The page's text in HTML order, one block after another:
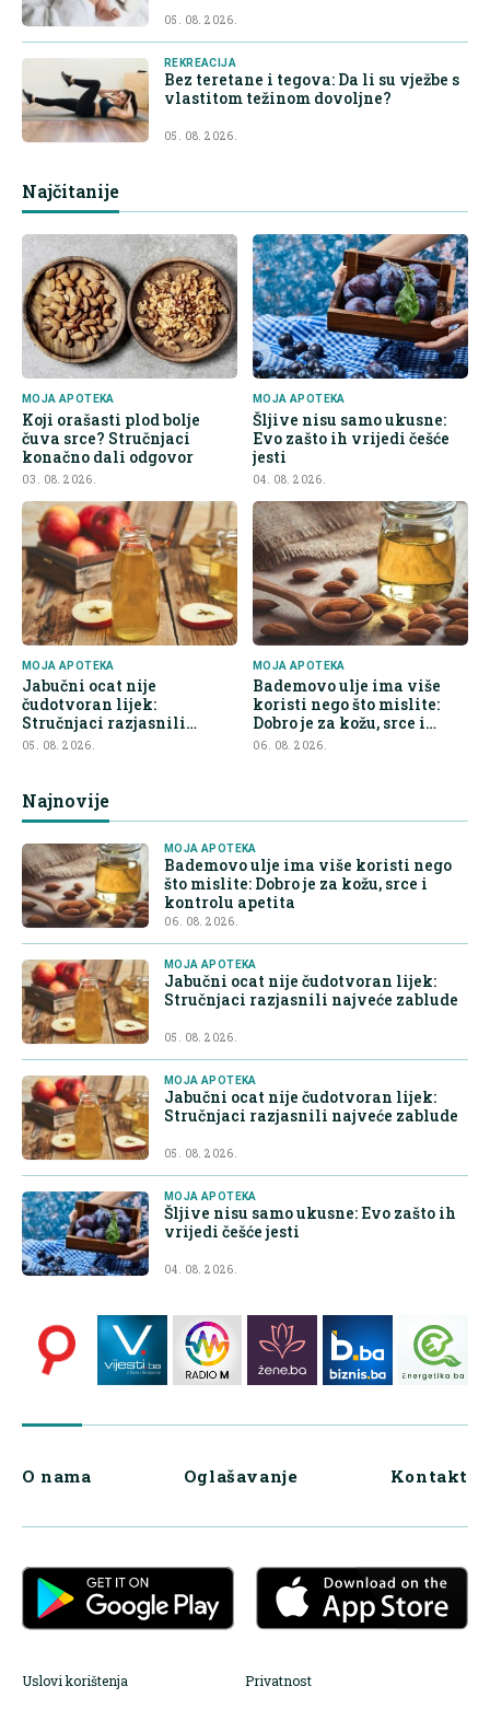
05. 08. 2026.
REKREACIJA
Bez teretane i tegova: Da li su vježbe s
vlastitom težinom dovoljne?
05. 08. 2026.
Najčitanije
MOJA APOTEKA
Koji orašasti plod bolje
čuva srce? Stručnjaci
konačno dali odgovor
03. 08. 2026.
MOJA APOTEKA
Šljive nisu samo ukusne:
Evo zašto ih vrijedi češće
jesti
04. 08. 2026.
MOJA APOTEKA
Jabučni ocat nije
čudotvoran lijek:
Stručnjaci razjasnili
najveće zablude
05. 08. 2026.
MOJA APOTEKA
Bademovo ulje ima više
koristi nego što mislite:
Dobro je za kožu, srce i
kontrolu apetita
06. 08. 2026.
Najnovije
MOJA APOTEKA
Bademovo ulje ima više koristi nego
što mislite: Dobro je za kožu, srce i
kontrolu apetita
06. 08. 2026.
MOJA APOTEKA
Jabučni ocat nije čudotvoran lijek:
Stručnjaci razjasnili najveće zablude
05. 08. 2026.
MOJA APOTEKA
Jabučni ocat nije čudotvoran lijek:
Stručnjaci razjasnili najveće zablude
05. 08. 2026.
MOJA APOTEKA
Šljive nisu samo ukusne: Evo zašto ih
vrijedi češće jesti
04. 08. 2026.
O nama Oglašavanje Kontakt
Uslovi korištenja Privatnost